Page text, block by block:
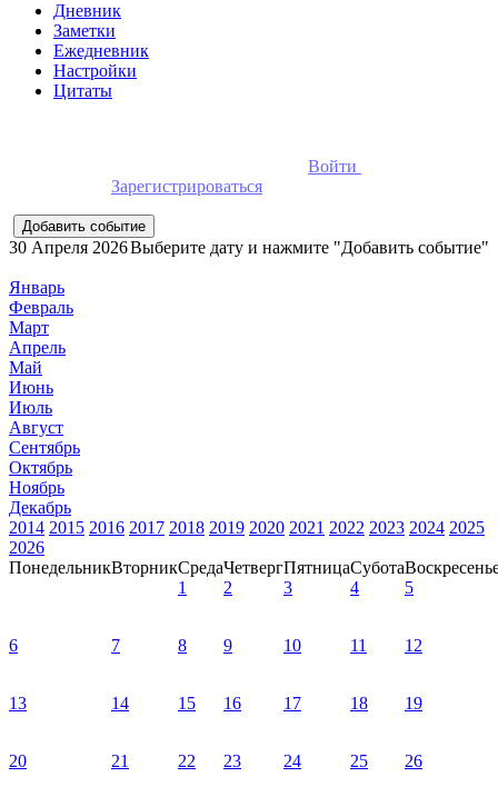
Дневник
Заметки
Ежедневник
Настройки
Цитаты
Войти
Зарегистрироваться
Выберите дату и нажмите "Добавить событие"
30 Апреля 2026
Январь
Февраль
Март
Апрель
Май
Июнь
Июль
Август
Сентябрь
Октябрь
Ноябрь
Декабрь
2014 2015 2016 2017 2018 2019 2020 2021 2022 2023 2024 2025
2026
ПонедельникВторникСредаЧетвергПятницаСубота
1
2 3 4 5
6 7 8 9 10 11 12
13 14 15 16 17 18 19
20 21 22 23 24 25 26